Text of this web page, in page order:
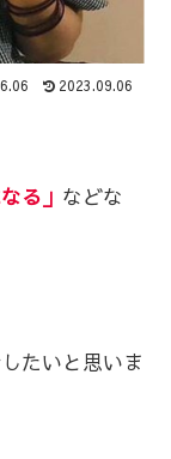
2023.09.06
る」 などな
たいと思いま